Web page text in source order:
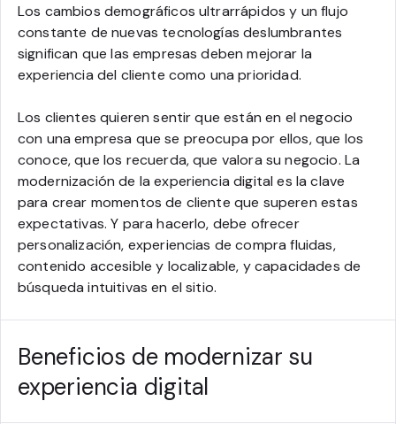
Los cambios demográficos ultrarrápidos y un flujo
constante de nuevas tecnologías deslumbrantes
significan que las empresas deben mejorar la
experiencia del cliente como una prioridad.
Los clientes quieren sentir que están en el negocio
con una empresa que se preocupa por ellos, que los
conoce, que los recuerda, que valora su negocio. La
modernización de la experiencia digital es la clave
para crear momentos de cliente que superen estas
expectativas. Y para hacerlo, debe ofrecer
personalización, experiencias de compra fluidas,
contenido accesible y localizable, y capacidades de
búsqueda intuitivas en el sitio.
Beneficios de modernizar su
experiencia digital